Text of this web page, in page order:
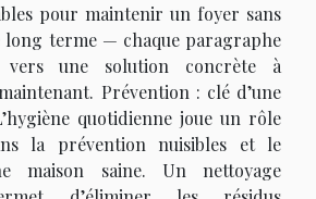
pour maintenir un foyer sans
long terme — chaque paragraphe
vers une solution concrète à
Prévention : clé d’une
quotidienne joue un rôle
la prévention nuisibles et le
maison saine. Un nettoyage